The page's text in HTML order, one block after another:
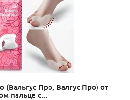
(Вальгус Про, Валгус Про) от
пальце с...